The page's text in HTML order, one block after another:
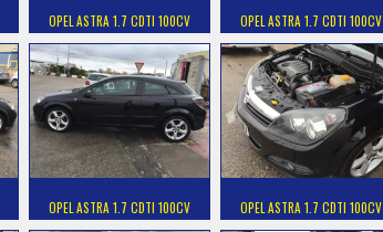
OPEL ASTRA 1.7 CDTI 100CV OPEL ASTRA 1.7 CDTI 100CV
OPEL ASTRA 1.7 CDTI 100CV OPEL ASTRA 1.7 CDTI 100CV